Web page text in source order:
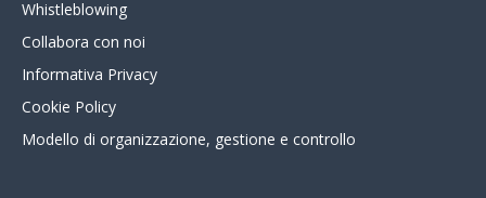
Whistleblowing
Collabora con noi
Informativa Privacy
Cookie Policy
Modello di organizzazione, gestione e controllo